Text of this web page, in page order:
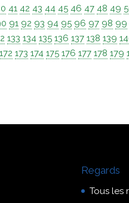
41 42 43 44 45 46 47 48 49
91 92 93 94 95 96 97 98 99
133 134 135 136 137 138 139
172 173 174 175 176 177 178 179
Regards
Tous les